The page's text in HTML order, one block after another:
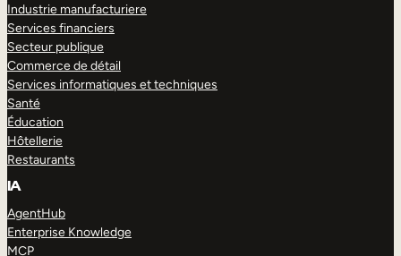
Industrie manufacturiere
Services financiers
Secteur publique
Commerce de détail
Services informatiques et techniques
Santé
Éducation
Hôtellerie
Restaurants
IA
AgentHub
Enterprise Knowledge
MCP